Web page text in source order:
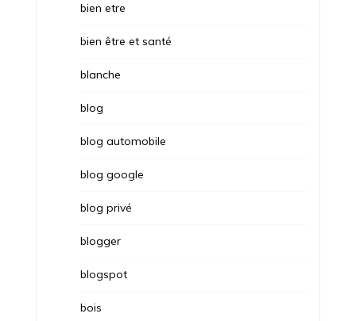
bien etre
bien être et santé
blanche
blog
blog automobile
blog google
blog privé
blogger
blogspot
bois